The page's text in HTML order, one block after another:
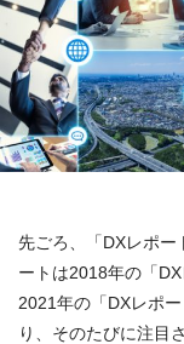
先ごろ、「DXレポー
ートは2018年の「
2021年の「DXレポ
り、そのたびに注目